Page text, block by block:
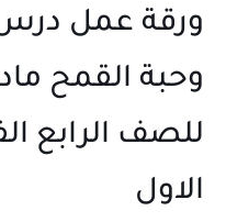
ورقة عمل
وحبة القمح
للصف الرابع
الاول